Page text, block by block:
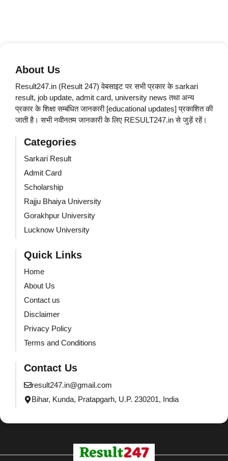
About Us
Result247.in (Result 247) वेबसाइट पर सभी प्रकार के sarkari
result, job update, admit card, university news तथा अन्य
प्रकार के शिक्षा सम्बंधित जानकारी [educational updates] प्रकाशित की
जाती है। सभी नवीनतम जानकारी के लिए RESULT247.in से जुड़ें रहें।
Categories
Sarkari Result
Admit Card
Scholarship
Rajju Bhaiya University
Gorakhpur University
Lucknow University
Quick Links
Home
About Us
Contact us
Disclaimer
Privacy Policy
Terms and Conditions
Contact Us
result247.in@gmail.com
Bihar, Kunda, Pratapgarh, U.P. 230201, India